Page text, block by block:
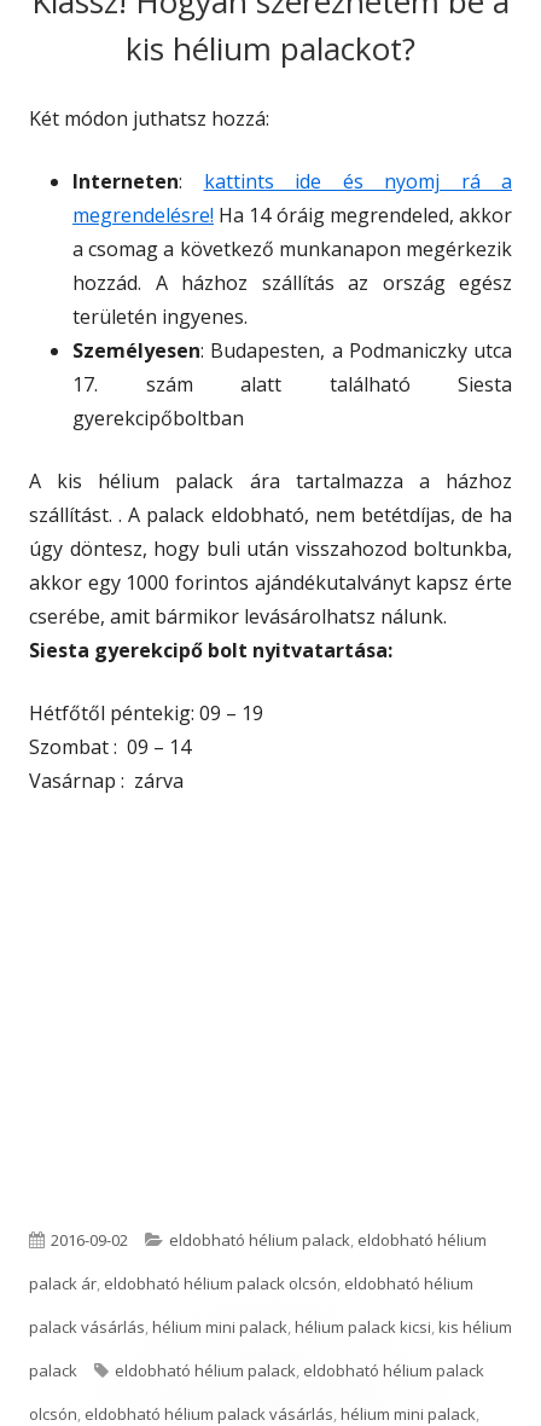
kis hélium palackot?
Két módon juthatsz hozzá:
Interneten: kattints ide és nyomj rá a
megrendelésre! Ha 14 óráig megrendeled, akkor
a csomag a következő munkanapon megérkezik
hozzád. A házhoz szállítás az ország egész
területén ingyenes.
Személyesen: Budapesten, a Podmaniczky utca
17. szám alatt található Siesta
gyerekcipőboltban
A kis hélium palack ára tartalmazza a házhoz
szállítást. . A palack eldobható, nem betétdíjas, de ha
úgy döntesz, hogy buli után visszahozod boltunkba,
akkor egy 1000 forintos ajándékutalványt kapsz érte
cserébe, amit bármikor levásárolhatsz nálunk.
Siesta gyerekcipő bolt nyitvatartása:
Hétfőtől péntekig: 09 – 19
Szombat : 09 – 14
Vasárnap : zárva
P
u
b
l
i
2016-09-02
C
a
t
e
g
eldobható hélium palack, eldobható hélium
palack ár, eldobható hélium palack olcsón, eldobható hélium
palack vásárlás,hélium mini palack,hélium palack kicsi,kis hélium
palack
T
a
eldobható hélium palack, eldobható hélium palack
olcsón, eldobható hélium palack vásárlás,hélium mini palack,